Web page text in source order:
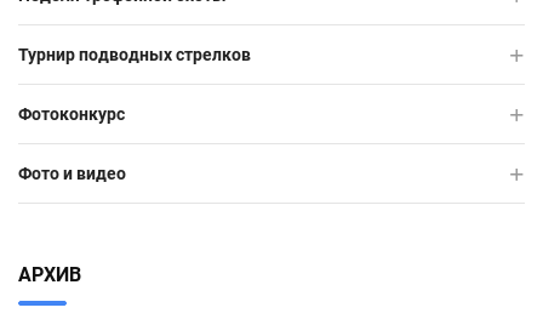
Турнир подводных стрелков
Фотоконкурс
Фото и видео
АРХИВ